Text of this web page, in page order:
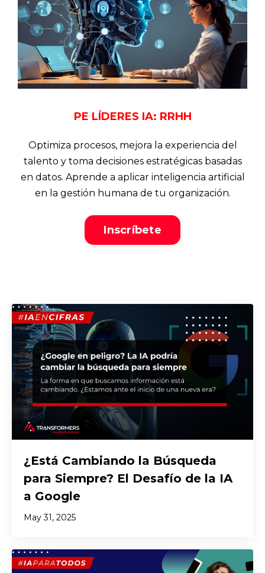
PE LÍDERES IA: RRHH
Optimiza procesos, mejora la experiencia del
talento y toma decisiones estratégicas basadas
en datos. Aprende a aplicar inteligencia artificial
en la gestión humana de tu organización.
Inscríbete
¿Está Cambiando la Búsqueda
para Siempre? El Desafío de la IA
a Google
May 31, 2025